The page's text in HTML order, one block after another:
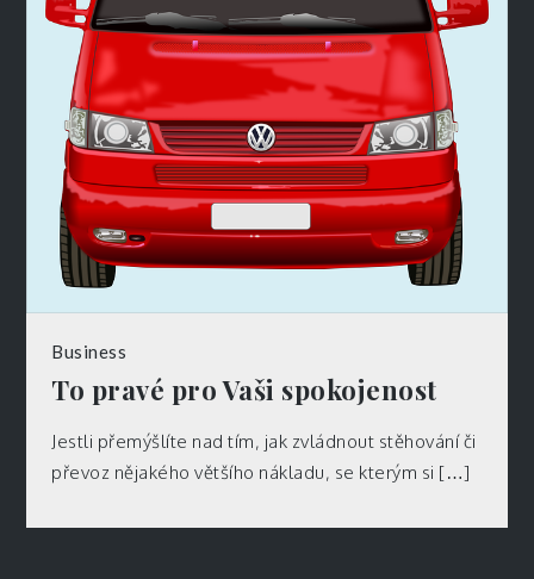
Business
To pravé pro Vaši spokojenost
Jestli přemýšlíte nad tím, jak zvládnout stěhování či
převoz nějakého většího nákladu, se kterým si […]